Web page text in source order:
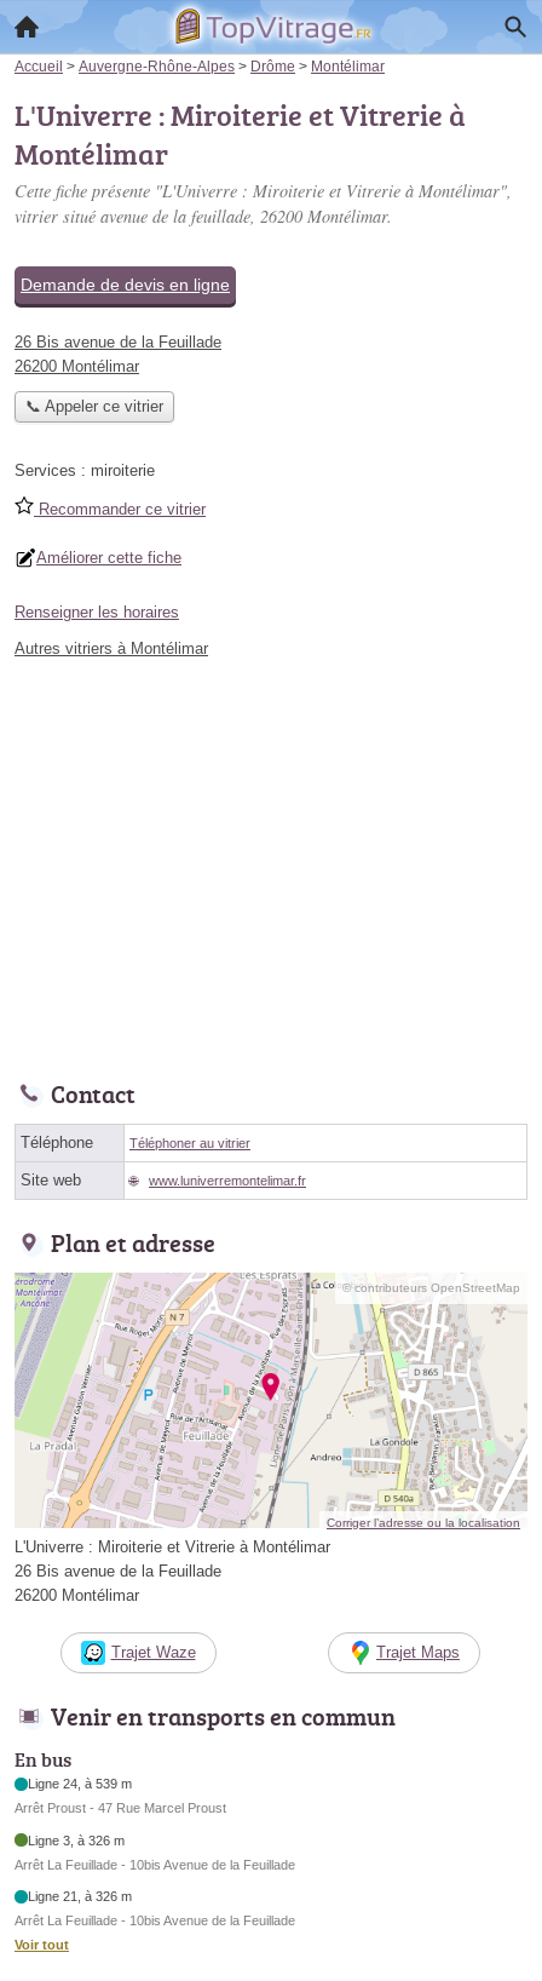
Accueil > Auvergne-Rhône-Alpes > Drôme > Montélimar
L'Univerre : Miroiterie et Vitrerie à
Montélimar
Cette fiche présente "L'Univerre : Miroiterie et Vitrerie à Montélimar",
vitrier situé avenue de la feuillade, 26200 Montélimar.
Demande de devis en ligne
26 Bis avenue de la Feuillade
26200 Montélimar
📞 Appeler ce vitrier
Services : miroiterie
Recommander ce vitrier
Améliorer cette fiche
Renseigner les horaires
Autres vitriers à Montélimar
Contact
Téléphone Téléphoner au vitrier
Site web www.luniverremontelimar.fr
Plan et adresse
© contributeurs OpenStreetMap
Corriger l’adresse ou la localisation
L'Univerre : Miroiterie et Vitrerie à Montélimar
26 Bis avenue de la Feuillade
26200 Montélimar
Trajet Waze Trajet Maps
Venir en transports en commun
En bus
Ligne 24, à 539 m
Arrêt Proust - 47 Rue Marcel Proust
Ligne 3, à 326 m
Arrêt La Feuillade - 10bis Avenue de la Feuillade
Ligne 21, à 326 m
Arrêt La Feuillade - 10bis Avenue de la Feuillade
Voir tout